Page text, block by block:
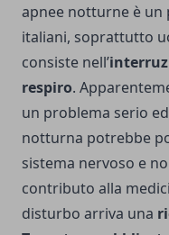
apnee notturne è un
italiani, soprattutto
consiste nell’
respiro.
un problema serio
notturna potrebbe
sistema nervoso e
contributo alla
disturbo arriva una